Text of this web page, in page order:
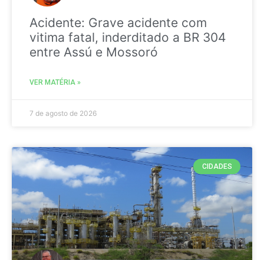
Acidente: Grave acidente com
vitima fatal, inderditado a BR 304
entre Assú e Mossoró
VER MATÉRIA »
7 de agosto de 2026
CIDADES